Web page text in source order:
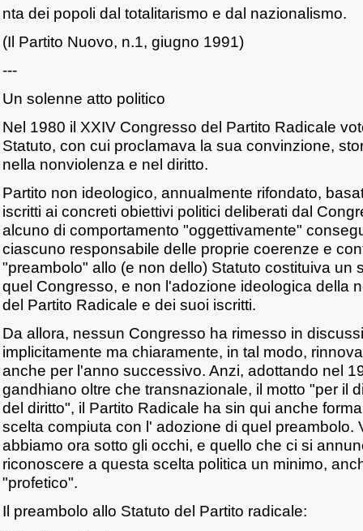
nta dei popoli dal totalitarismo e dal nazionalismo.
(Il Partito Nuovo, n.1, giugno 1991)
---
Un solenne atto politico
Nel 1980 il XXIV Congresso del Partito Radicale
Statuto, con cui proclamava la sua convinzione,
nella nonviolenza e nel diritto.
Partito non ideologico, annualmente rifondato,
iscritti ai concreti obiettivi politici deliberati dal
alcuno di comportamento "oggettivamente"
ciascuno responsabile delle proprie coerenze e
"preambolo" allo (e non dello) Statuto costituiva un
quel Congresso, e non l'adozione ideologica della
del Partito Radicale e dei suoi iscritti.
Da allora, nessun Congresso ha rimesso in
implicitamente ma chiaramente, in tal modo,
anche per l'anno successivo. Anzi, adottando nel
gandhiano oltre che transnazionale, il motto "per il
del diritto", il Partito Radicale ha sin qui anche
scelta compiuta con l' adozione di quel preambolo.
abbiamo ora sotto gli occhi, e quello che ci si
riconoscere a questa scelta politica un minimo,
"profetico".
Il preambolo allo Statuto del Partito radicale: